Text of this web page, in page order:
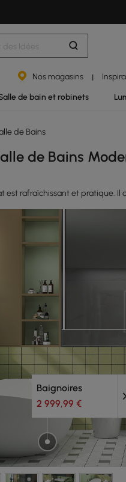
Nos magasins |
de bain et robinets
de Bains
de Bains
est rafraîchissant et pratique. Il
Baignoires
2 999,99 €